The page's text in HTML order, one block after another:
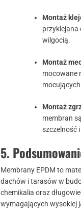
Montaż
przyklejana
wilgocią.
Montaż
mocowane
Montaż
membran
szczelność
5.
Membrany EPDM to
dachów i tarasów w
chemikalia oraz
wymagających wysokiej